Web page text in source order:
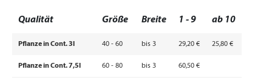
Qualität Größe Breite 1 - 9 ab 10
Pflanze in Cont. 3l 40 - 60 bis 3 29,20 € 25,80 €
Pflanze in Cont. 7,5l 60 - 80 bis 3 60,50 €